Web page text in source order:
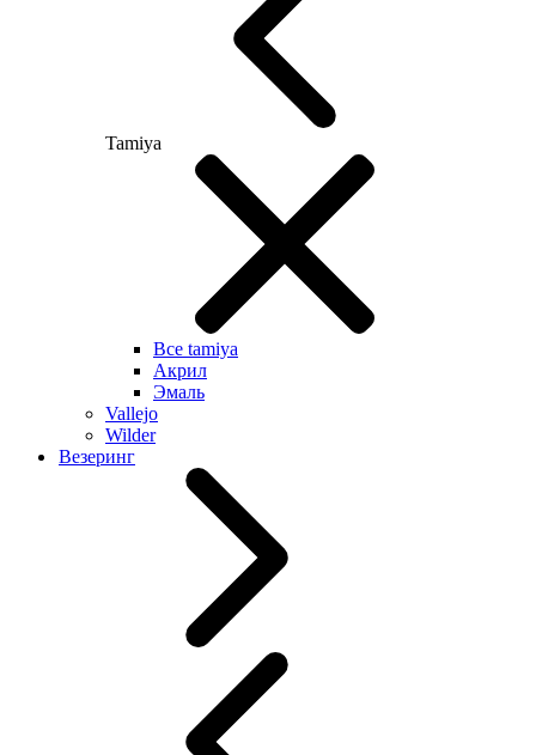
Tamiya
Все tamiya
Акрил
Эмаль
Vallejo
Wilder
Везеринг